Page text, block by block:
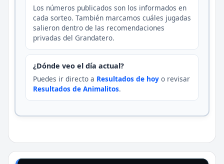
Los números publicados son los informados en
cada sorteo. También marcamos cuáles jugadas
salieron dentro de las recomendaciones
privadas del Grandatero.
¿Dónde veo el día actual?
Puedes ir directo a Resultados de hoy o revisar
Resultados de Animalitos.